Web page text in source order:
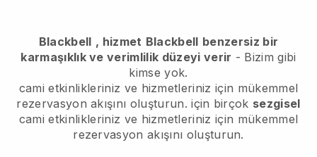
Blackbell , hizmet Blackbell benzersiz bir
karmaşıklık ve verimlilik düzeyi verir - Bizim gibi
kimse yok.
cami etkinlikleriniz ve hizmetleriniz için mükemmel
rezervasyon akışını oluşturun. için birçok sezgisel
cami etkinlikleriniz ve hizmetleriniz için mükemmel
rezervasyon akışını oluşturun.